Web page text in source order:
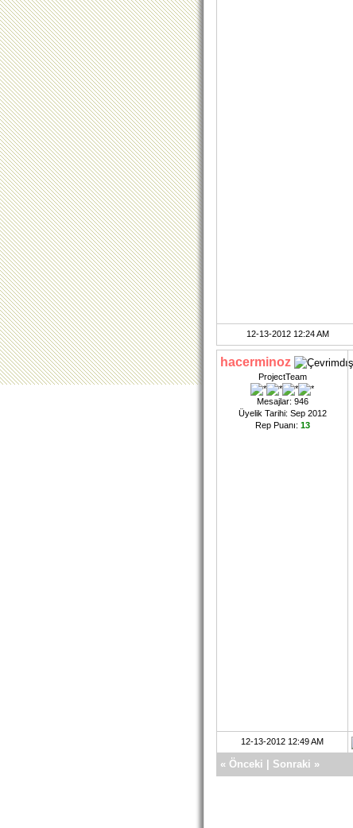
12-13-2012 12:24 AM
hacerminoz
ProjectTeam
Mesajlar: 946
Üyelik Tarihi: Sep 2012
Rep Puanı: 13
12-13-2012 12:49 AM
« Önceki Sonraki »